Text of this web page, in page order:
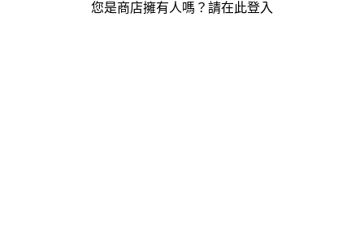
您是商店擁有人嗎？ 請在此登入